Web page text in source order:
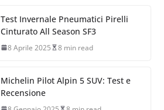
Test Invernale Pneumatici Pirelli
Cinturato All Season SF3
8 Aprile 2025 8 min read
Michelin Pilot Alpin 5 SUV: Test e
Recensione